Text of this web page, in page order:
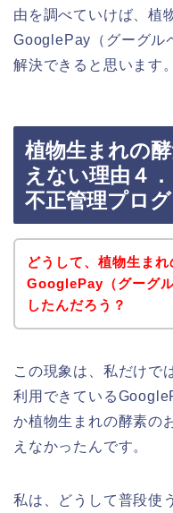
由を調べていけば、植
GooglePay（グーグル
解決できると思います。
植物生まれの
えない理由４
不正管理プロ
どうして、植物生ま
GooglePay（グーグ
したんだろう？
この現象は、私だけで
利用できている
か植物生まれの酵素の
えなかったんです。
私は、どうして普段使